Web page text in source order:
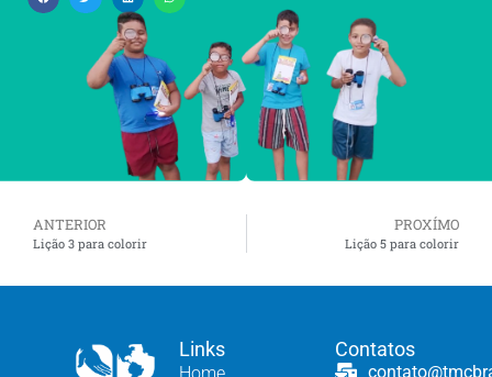
ANTERIOR
Lição 3 para colorir
PROXÍMO
Lição 5 para colorir
Links Contatos